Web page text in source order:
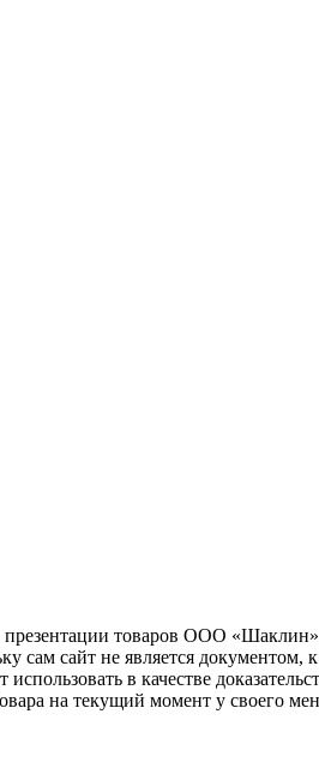
товаров ООО
сам сайт не является
в качестве
на текущий момент у своего